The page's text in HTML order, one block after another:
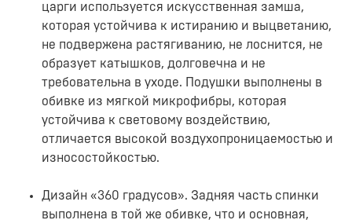
царги используется искусственная замша,
которая устойчива к истиранию и выцветанию,
не подвержена растягиванию, не лоснится, не
образует катышков, долговечна и не
требовательна в уходе. Подушки выполнены в
обивке из мягкой микрофибры, которая
устойчива к световому воздействию,
отличается высокой воздухопроницаемостью и
износостойкостью.
Дизайн «360 градусов». Задняя часть спинки
выполнена в той же обивке, что и основная,